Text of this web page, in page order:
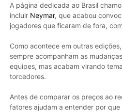
A página dedicada ao Brasil
incluir Neymar, que acabou
jogadores que ficaram de fora,
Como acontece em outras
sempre acompanham as
equipes, mas acabam virando
torcedores.
Antes de comparar os preços ao
fatores ajudam a entender por